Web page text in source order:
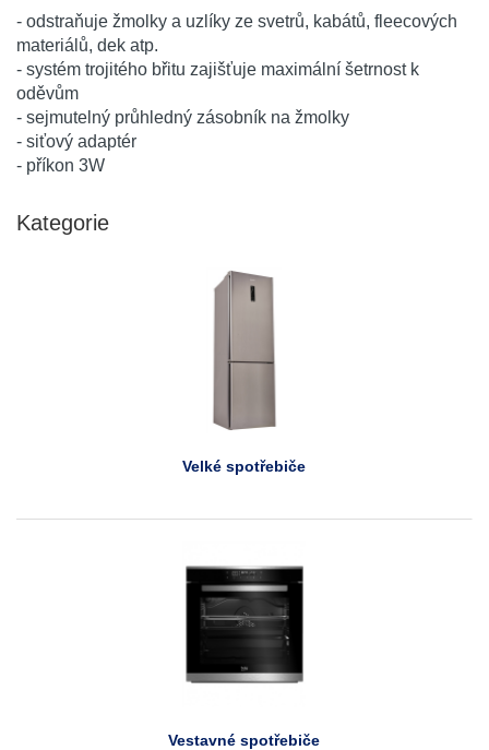
- odstraňuje žmolky a uzlíky ze svetrů, kabátů, fleecových
materiálů, dek atp.
- systém trojitého břitu zajišťuje maximální šetrnost k
oděvům
- sejmutelný průhledný zásobník na žmolky
- siťový adaptér
- příkon 3W
Kategorie
Velké spotřebiče
Vestavné spotřebiče